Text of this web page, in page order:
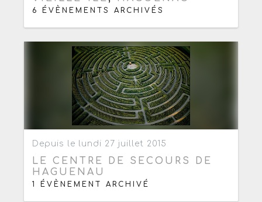
6 ÉVÈNEMENTS ARCHIVÉS
Depuis le lundi 27 juillet 2015
LE CENTRE DE SECOURS DE
HAGUENAU
1 ÉVÈNEMENT ARCHIVÉ